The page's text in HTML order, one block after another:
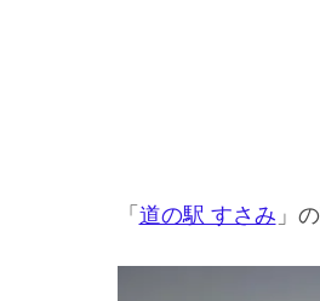
「道の駅 すさみ 」